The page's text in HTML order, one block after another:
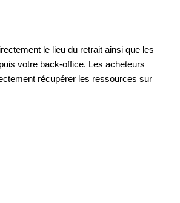
le lieu du retrait ainsi que les
votre back-office. Les acheteurs
récupérer les ressources sur